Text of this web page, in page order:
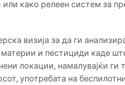
како релеен систем за
визија за да ги
и пестициди каде
локации, намалувајќи
употребата на